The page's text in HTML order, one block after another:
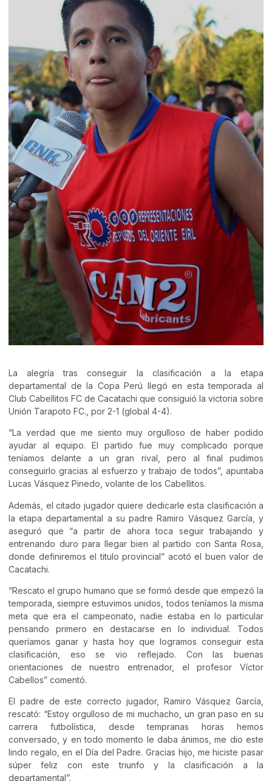
La alegría tras conseguir la clasificación a la etapa
departamental de la Copa Perú llegó en esta temporada al
Club Cabellitos FC de Cacatachi que consiguió la victoria sobre
Unión Tarapoto FC., por 2-1 (global 4-4).
“La verdad que me siento muy orgulloso de haber podido
ayudar al equipo. El partido fue muy complicado porque
teníamos delante a un gran rival, pero al final pudimos
conseguirlo gracias al esfuerzo y trabajo de todos”, apuntaba
Lucas Vásquez Pinedo, volante de los Cabellitos.
Además, el citado jugador quiere dedicarle esta clasificación a
la etapa departamental a su padre Ramiro Vásquez García, y
aseguró que “a partir de ahora toca seguir trabajando y
entrenando duro para llegar bien al partido con Santa Rosa,
donde definiremos el titulo provincial” acotó el buen valor de
Cacatachi.
“Rescato el grupo humano que se formó desde que empezó la
temporada, siempre estuvimos unidos, todos teníamos la misma
meta que era el campeonato, nadie estaba en lo particular
pensando primero en destacarse en lo individual. Todos
queríamos ganar y hasta hoy que logramos conseguir esta
clasificación, eso se vio reflejado. Con las buenas
orientaciones de nuestro entrenador, el profesor Víctor
Cabellos” comentó.
El padre de este correcto jugador, Ramiro Vásquez García,
rescató: “Estoy orgulloso de mi muchacho, un gran paso en su
carrera futbolística, desde tempranas horas hemos
conversado, y en todo momento le daba ánimos, me dio este
lindo regalo, en el Día del Padre. Gracias hijo, me hiciste pasar
súper feliz con este triunfo y la clasificación a la
departamental”.